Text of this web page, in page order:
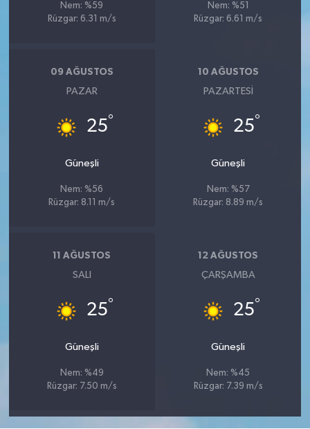
Nem: %59
Rüzgar: 6.31 m/s
Nem: %51
Rüzgar: 6.61 m/s
09 AĞUSTOS
PAZAR
25°
Güneşli
Nem: %56
Rüzgar: 8.11 m/s
10 AĞUSTOS
PAZARTESI
25°
Güneşli
Nem: %57
Rüzgar: 8.89 m/s
11 AĞUSTOS
SALI
25°
Güneşli
Nem: %49
Rüzgar: 7.50 m/s
12 AĞUSTOS
ÇARŞAMBA
25°
Güneşli
Nem: %45
Rüzgar: 7.39 m/s